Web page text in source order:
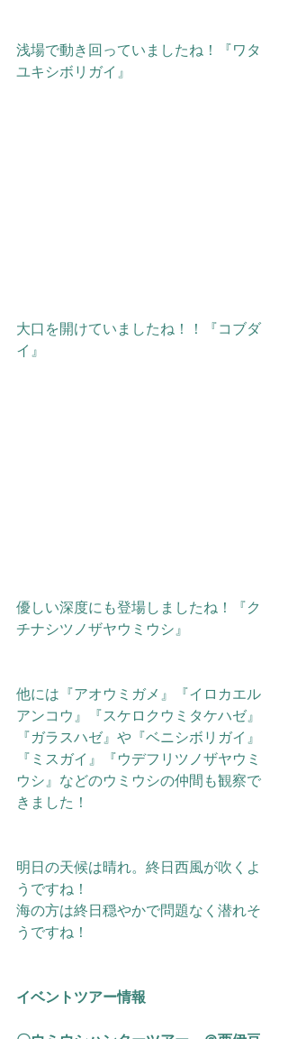
浅場で動き回っていましたね！『ワタ
ユキシボリガイ』
大口を開けていましたね！！『コブダ
イ』
優しい深度にも登場しましたね！『ク
チナシツノザヤウミウシ』
他には『アオウミガメ』『イロカエル
アンコウ』『スケロクウミタケハゼ』
『ガラスハゼ』や『ベニシボリガイ』
『ミスガイ』『ウデフリツノザヤウミ
ウシ』などのウミウシの仲間 も観察で
きました！
明日の天候は晴れ。終日西風が吹くよ
うですね！
海の方は終日穏やかで問題なく潜れそ
うですね！
イベントツアー情報